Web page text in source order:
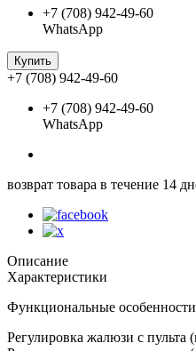
+7 (708) 942-49-60
WhatsApp
Купить
+7 (708) 942-49-60
+7 (708) 942-49-60
WhatsApp
возврат товара в течение 14
Описание
Характеристики
Функциональные
Регулировка жалюзи с пульта